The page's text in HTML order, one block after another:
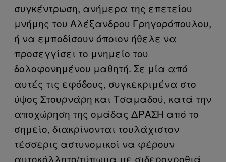
συγκέντρωση, ανήμερα της επετείου
μνήμης του Αλέξανδρου Γρηγορόπουλου,
ή να εμποδίσουν όποιον ήθελε να
προσεγγίσει το μνημείο του
δολοφονημένου μαθητή. Σε μία από
αυτές τις εφόδους, συγκεκριμένα στο
ύψος Στουρνάρη και Τσαμαδού, κατά την
αποχώρηση της ομάδας ΔΡΑΣΗ από το
σημείο, διακρίνονται τουλάχιστον
τέσσερις αστυνομικοί να φέρουν
αυτοκόλλητο/τύπωμα με σιδερογροθιά